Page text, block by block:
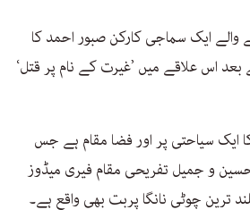
والے ایک سماجی کارکن صبور احمد کا
ہے کہ سنہ 2000 کے بعد اس علاقے میں ’غیرت کے نام پر قتل‘
ایک سیاحتی پر اور فضا مقام ہے جس
و جمیل تفریحی مقام فیری میڈوز
ترین چوٹی نانگا پربت بھی واقع ہے۔